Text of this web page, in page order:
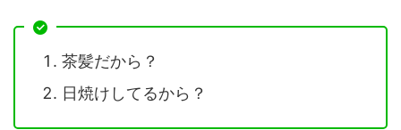
茶髪だから？
日焼けしてるから？